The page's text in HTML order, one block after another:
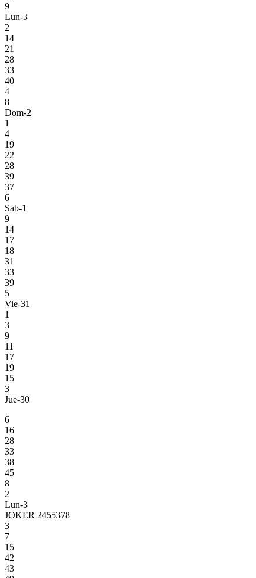
9
Lun-3
2
14
21
28
33
40
4
8
Dom-2
1
4
19
22
28
39
37
6
Sab-1
9
14
17
18
31
33
39
5
Vie-31
1
3
9
11
17
19
15
3
Jue-30
6
16
28
33
38
45
8
2
Lun-3
JOKER 2455378
3
7
15
42
43